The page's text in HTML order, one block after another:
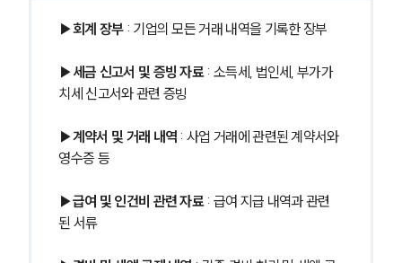
▶회계 장부 : 기업의 모든 거래 내역을 기록한 장부
▶세금 신고서 및 증빙 자료 : 소득세, 법인세, 부가가
치세 신고서와 관련 증빙
▶계약서 및 거래 내역 : 사업 거래에 관련된 계약서와
영수증 등
▶급여 및 인건비 관련 자료 : 급여 지급 내역과 관련
된 서류